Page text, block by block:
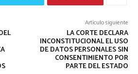
Artículo siguiente
LA CORTE DECLARA
INCONSTITUCIONAL EL USO
DE DATOS PERSONALES SIN
CONSENTIMIENTO POR
PARTE DEL ESTADO